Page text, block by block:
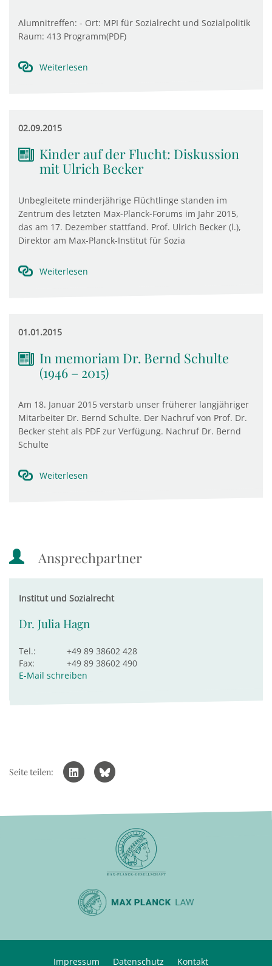
Alumnitreffen: - Ort: MPI für Sozialrecht und Sozialpolitik
Raum: 413 Programm(PDF)
Weiterlesen
02.09.2015
Kinder auf der Flucht: Diskussion
mit Ulrich Becker
Unbegleitete minderjährige Flüchtlinge standen im
Zentrum des letzten Max-Planck-Forums im Jahr 2015,
das am 17. Dezember stattfand. Prof. Ulrich Becker (l.),
Direktor am Max-Planck-Institut für Sozia
Weiterlesen
01.01.2015
In memoriam Dr. Bernd Schulte
(1946 – 2015)
Am 18. Januar 2015 verstarb unser früherer langjähriger
Mitarbeiter Dr. Bernd Schulte. Der Nachruf von Prof. Dr.
Becker steht als PDF zur Verfügung. Nachruf Dr. Bernd
Schulte
Weiterlesen
Ansprechpartner
Institut und Sozialrecht
Dr. Julia Hagn
Tel.:
+49 89 38602 428
Fax:
+49 89 38602 490
E-Mail schreiben
Seite teilen:
Impressum Datenschutz Kontakt